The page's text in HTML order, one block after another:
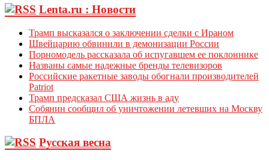
Lenta.ru : Новости
Трамп высказался о заключении сделки с Ираном
Швейцарию обвинили в демонизации России
Порномодель рассказала об испугавшем ее поклоннике
Названы самые надежные бренды телевизоров
Российские ракетные заводы обогнали производителей
Patriot
Трамп предсказал США жизнь в аду
Собянин сообщил об уничтожении летевших на Москву
БПЛА
Русская весна